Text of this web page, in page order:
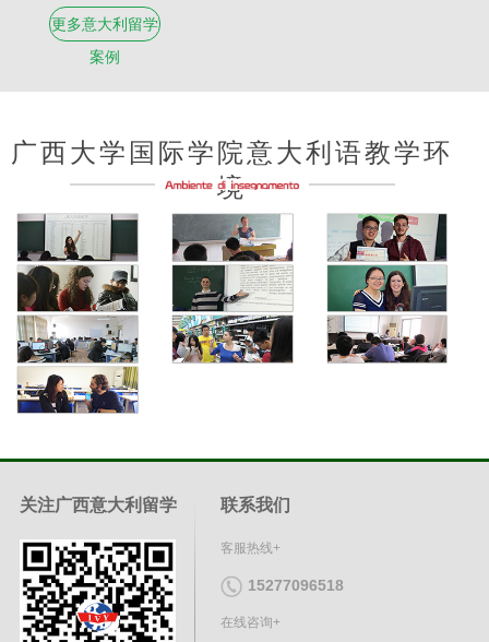
更多意大利留学
案例
广西大学国际学院意大利语教学环
境
关注广西意大利留学 联系我们
客服热线+
15277096518
在线咨询+